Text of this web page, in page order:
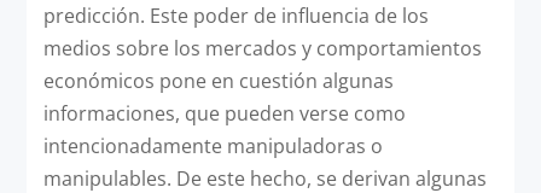
predicción. Este poder de influencia de los
medios sobre los mercados y comportamientos
económicos pone en cuestión algunas
informaciones, que pueden verse como
intencionadamente manipuladoras o
manipulables. De este hecho, se derivan algunas